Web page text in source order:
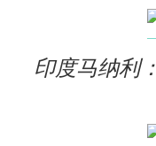
印度马纳利